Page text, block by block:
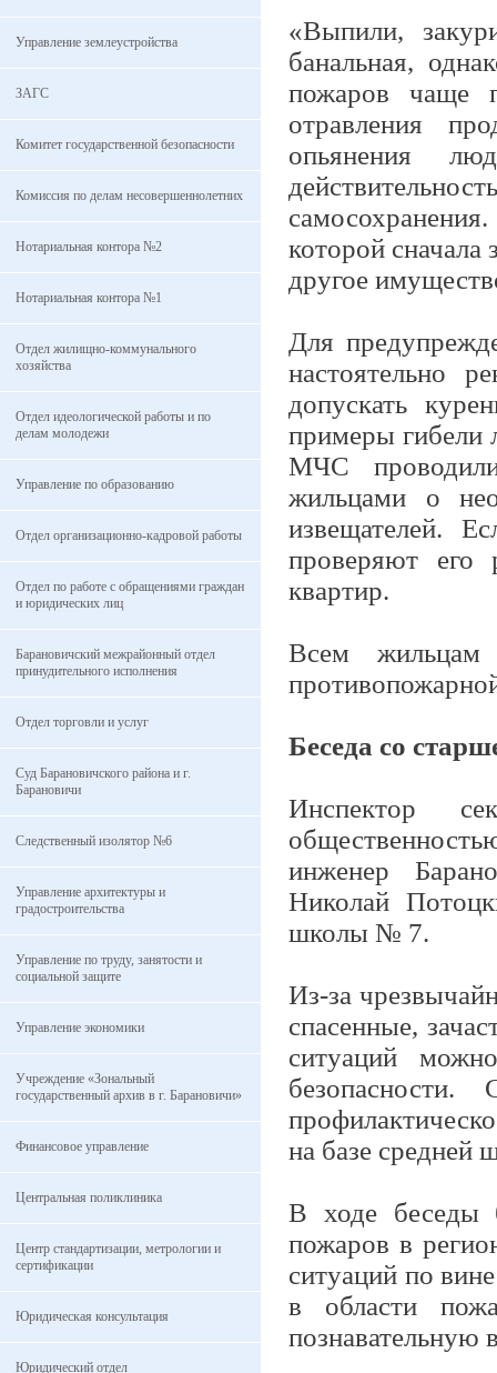
Управление землеустройства
ЗАГС
Комитет государственной безопасности
Комиссия по делам несовершеннолетних
Нотариальная контора №2
Нотариальная контора №1
Отдел жилищно-коммунального
хозяйства
Отдел идеологической работы и по
делам молодежи
Управление по образованию
Отдел организационно-кадровой работы
Отдел по работе с обращениями граждан
и юридических лиц
Барановичский межрайонный отдел
принудительного исполнения
Отдел торговли и услуг
Суд Барановичского района и г.
Барановичи
Следственный изолятор №6
Управление архитектуры и
градостроительства
Управление по труду, занятости и
социальной защите
Управление экономики
Учреждение «Зональный
государственный архив в г. Барановичи»
Финансовое управление
Центральная поликлиника
Центр стандартизации, метрологии и
сертификации
Юридическая консультация
Юридический отдел
«Выпили,
банальная,
пожаров чаще
отравления
опьянения
которой сначала
другое
Для
настоятельно
допускать
примеры гибели
МЧС
жильцами о
извещателей.
проверяют его
квартир.
Всем жильцам
Беседа со
Инспектор
инженер
Николай
школы № 7.
Из-за
спасенные,
ситуаций
на базе
В ходе беседы
пожаров в
ситуаций по
в области
познавательную